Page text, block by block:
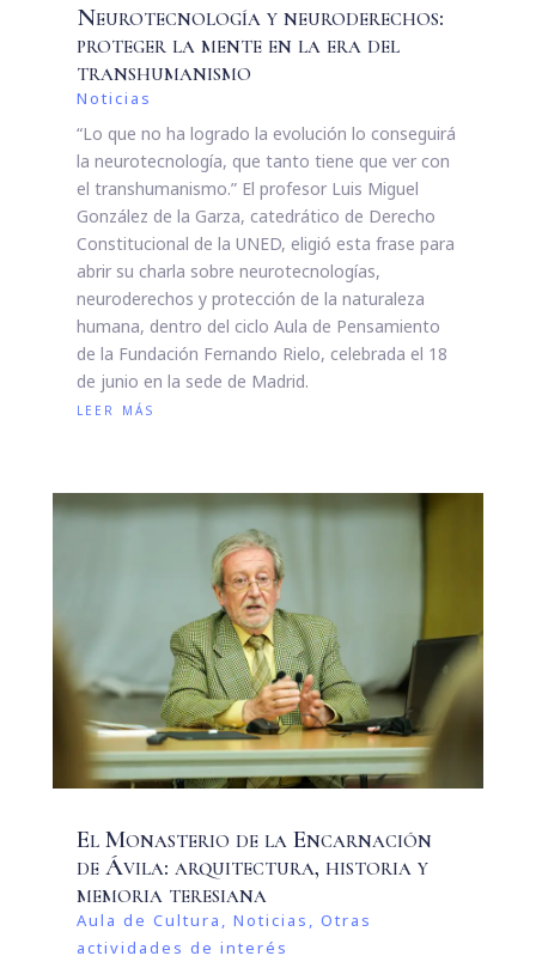
Neurotecnología y neuroderechos:
proteger la mente en la era del
transhumanismo
Noticias
“Lo que no ha logrado la evolución lo conseguirá
la neurotecnología, que tanto tiene que ver con
el transhumanismo.” El profesor Luis Miguel
González de la Garza, catedrático de Derecho
Constitucional de la UNED, eligió esta frase para
abrir su charla sobre neurotecnologías,
neuroderechos y protección de la naturaleza
humana, dentro del ciclo Aula de Pensamiento
de la Fundación Fernando Rielo, celebrada el 18
de junio en la sede de Madrid.
leer más
El Monasterio de la Encarnación
de Ávila: arquitectura, historia y
memoria teresiana
Aula de Cultura , Noticias , Otras
actividades de interés